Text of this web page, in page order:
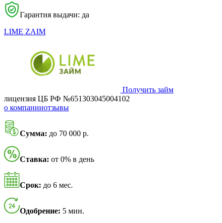
Гарантия выдачи: да
LIME ZAIM
Получить займ
лицензия ЦБ РФ №651303045004102
о компанииотзывы
Сумма: до 70 000 р.
Ставка: от 0% в день
Срок: до 6 мес.
Одобрение: 5 мин.